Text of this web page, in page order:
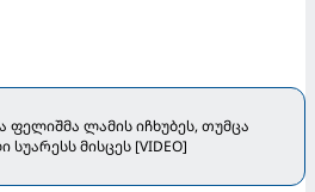
ფელიშმა ლამის იჩხუბეს, თუმცა
სუარესს მისცეს [VIDEO]